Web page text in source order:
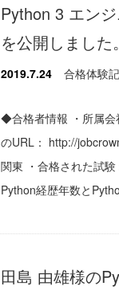
Python 3 エン
を公開しました。
2019.7.24 合格体験記
◆合格者情報 ・所属会
のURL： http://
関東 ・合格された試
Python経歴年数と
田島 由雄様の